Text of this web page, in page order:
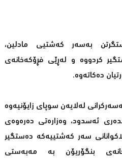
به‌سه‌ر كه‌شتیی مادلین،
كردووه‌ و له‌ڕێی فڕۆكه‌خانه‌ی
ده‌كاته‌وه‌.
له‌لایه‌ن سوپای زایۆنیه‌وه‌
ئه‌سدود، وه‌زاره‌تی ده‌ره‌وه‌ی
سه‌ر كه‌شتییه‌كه‌ ده‌ستگیر
بنگۆریۆن به‌ مه‌به‌ستی